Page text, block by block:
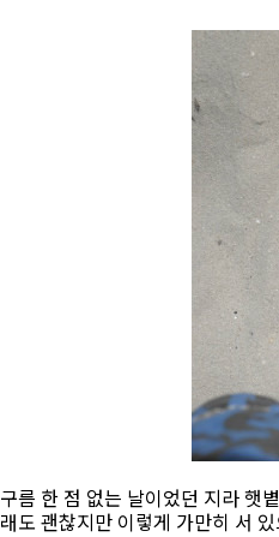
구름 한 점 없는 날이었던 지라 햇
래도 괜찮지만 이렇게 가만히 서